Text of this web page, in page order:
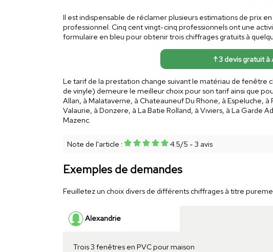
Il est indispensable de réclamer plusieurs estimations de prix
professionnel. Cinq cent vingt-cinq professionnels ont une
formulaire en bleu pour obtenir trois chiffrages gratuits à
↑ 3 devis gratuit à
Le tarif de la prestation change suivant le matériau de fenêtre
de vinyle) demeure le meilleur choix pour son tarif ainsi que
Allan, à Malataverne, à Chateauneuf Du Rhone, à Espeluche,
Valaurie, à Donzere, à La Batie Rolland, à Viviers, à La Garde
Mazenc.
Note de l'article : 4.5/5 - 3 avis
Exemples de demandes
Feuilletez un choix divers de différents chiffrages à titre
Alexandrie
Trois 3 fenêtres en PVC pour maison